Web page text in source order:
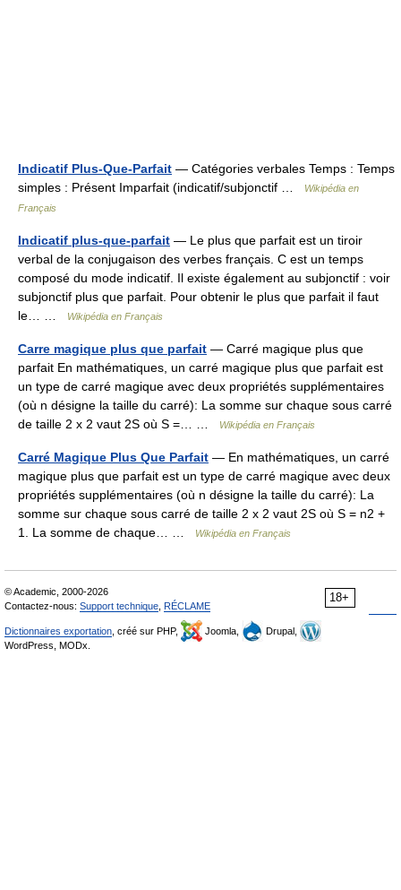
Indicatif Plus-Que-Parfait — Catégories verbales Temps : Temps
simples : Présent Imparfait (indicatif/subjonctif …
Wikipédia en
Français
Indicatif plus-que-parfait — Le plus que parfait est un tiroir
verbal de la conjugaison des verbes français. C est un temps
composé du mode indicatif. Il existe également au subjonctif : voir
subjonctif plus que parfait. Pour obtenir le plus que parfait il faut
le… …
Wikipédia en Français
Carre magique plus que parfait — Carré magique plus que
parfait En mathématiques, un carré magique plus que parfait est
un type de carré magique avec deux propriétés supplémentaires
(où n désigne la taille du carré): La somme sur chaque sous carré
de taille 2 x 2 vaut 2S où S =… …
Wikipédia en Français
Carré Magique Plus Que Parfait — En mathématiques, un carré
magique plus que parfait est un type de carré magique avec deux
propriétés supplémentaires (où n désigne la taille du carré): La
somme sur chaque sous carré de taille 2 x 2 vaut 2S où S = n2 +
1. La somme de chaque… …
Wikipédia en Français
18+
© Academic, 2000-2026
Contactez-nous: Support technique RÉCLAME
Dictionnaires exportation , créé sur PHP, Joomla,
Drupal,
WordPress, MODx.